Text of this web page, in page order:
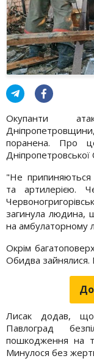
Окупанти
поранена. Про
"Не припиняються
та артилерією.
загинула людина,
на амбулаторному
Окрім
Обидва
Лисак додав, що
Павлоград
пошкодження на
Минулося без